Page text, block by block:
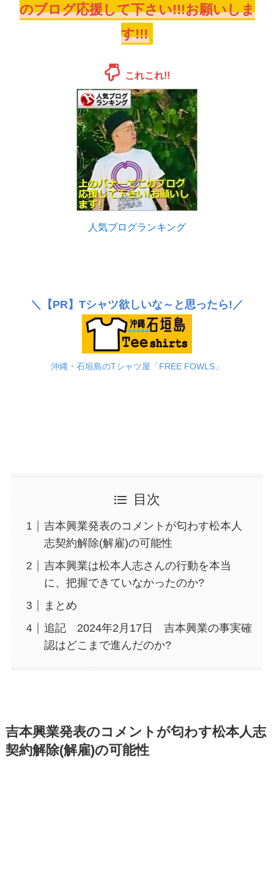
のブログ応援して下さい!!!お願いしま
す!!!
これこれ!!
人気ブログランキング
＼ 【PR】 Tシャツ欲しいな～と思ったら!／
沖縄・石垣島のTシャツ屋「FREE FOWLS」
目次
吉本興業発表のコメントが匂わす松本人
志契約解除(解雇)の可能性
吉本興業は松本人志さんの行動を本当
に、把握できていなかったのか?
まとめ
追記 2024年2月17日 吉本興業の事実確
認はどこまで進んだのか?
吉本興業発表のコメントが匂わす松本人志
契約解除(解雇)の可能性